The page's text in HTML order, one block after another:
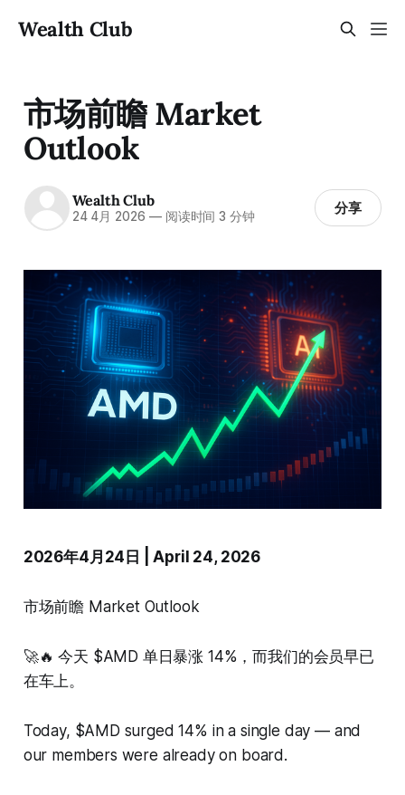
Wealth Club
市场前瞻 Market
Outlook
Wealth Club
24 4月 2026 —阅读时间 3 分钟 分享
2026年4月24日 | April 24, 2026
市场前瞻 Market Outlook
🚀🔥 今天 $AMD 单日暴涨 14%，而我们的会员早已
在车上。
Today, $AMD surged 14% in a single day — and
our members were already on board.